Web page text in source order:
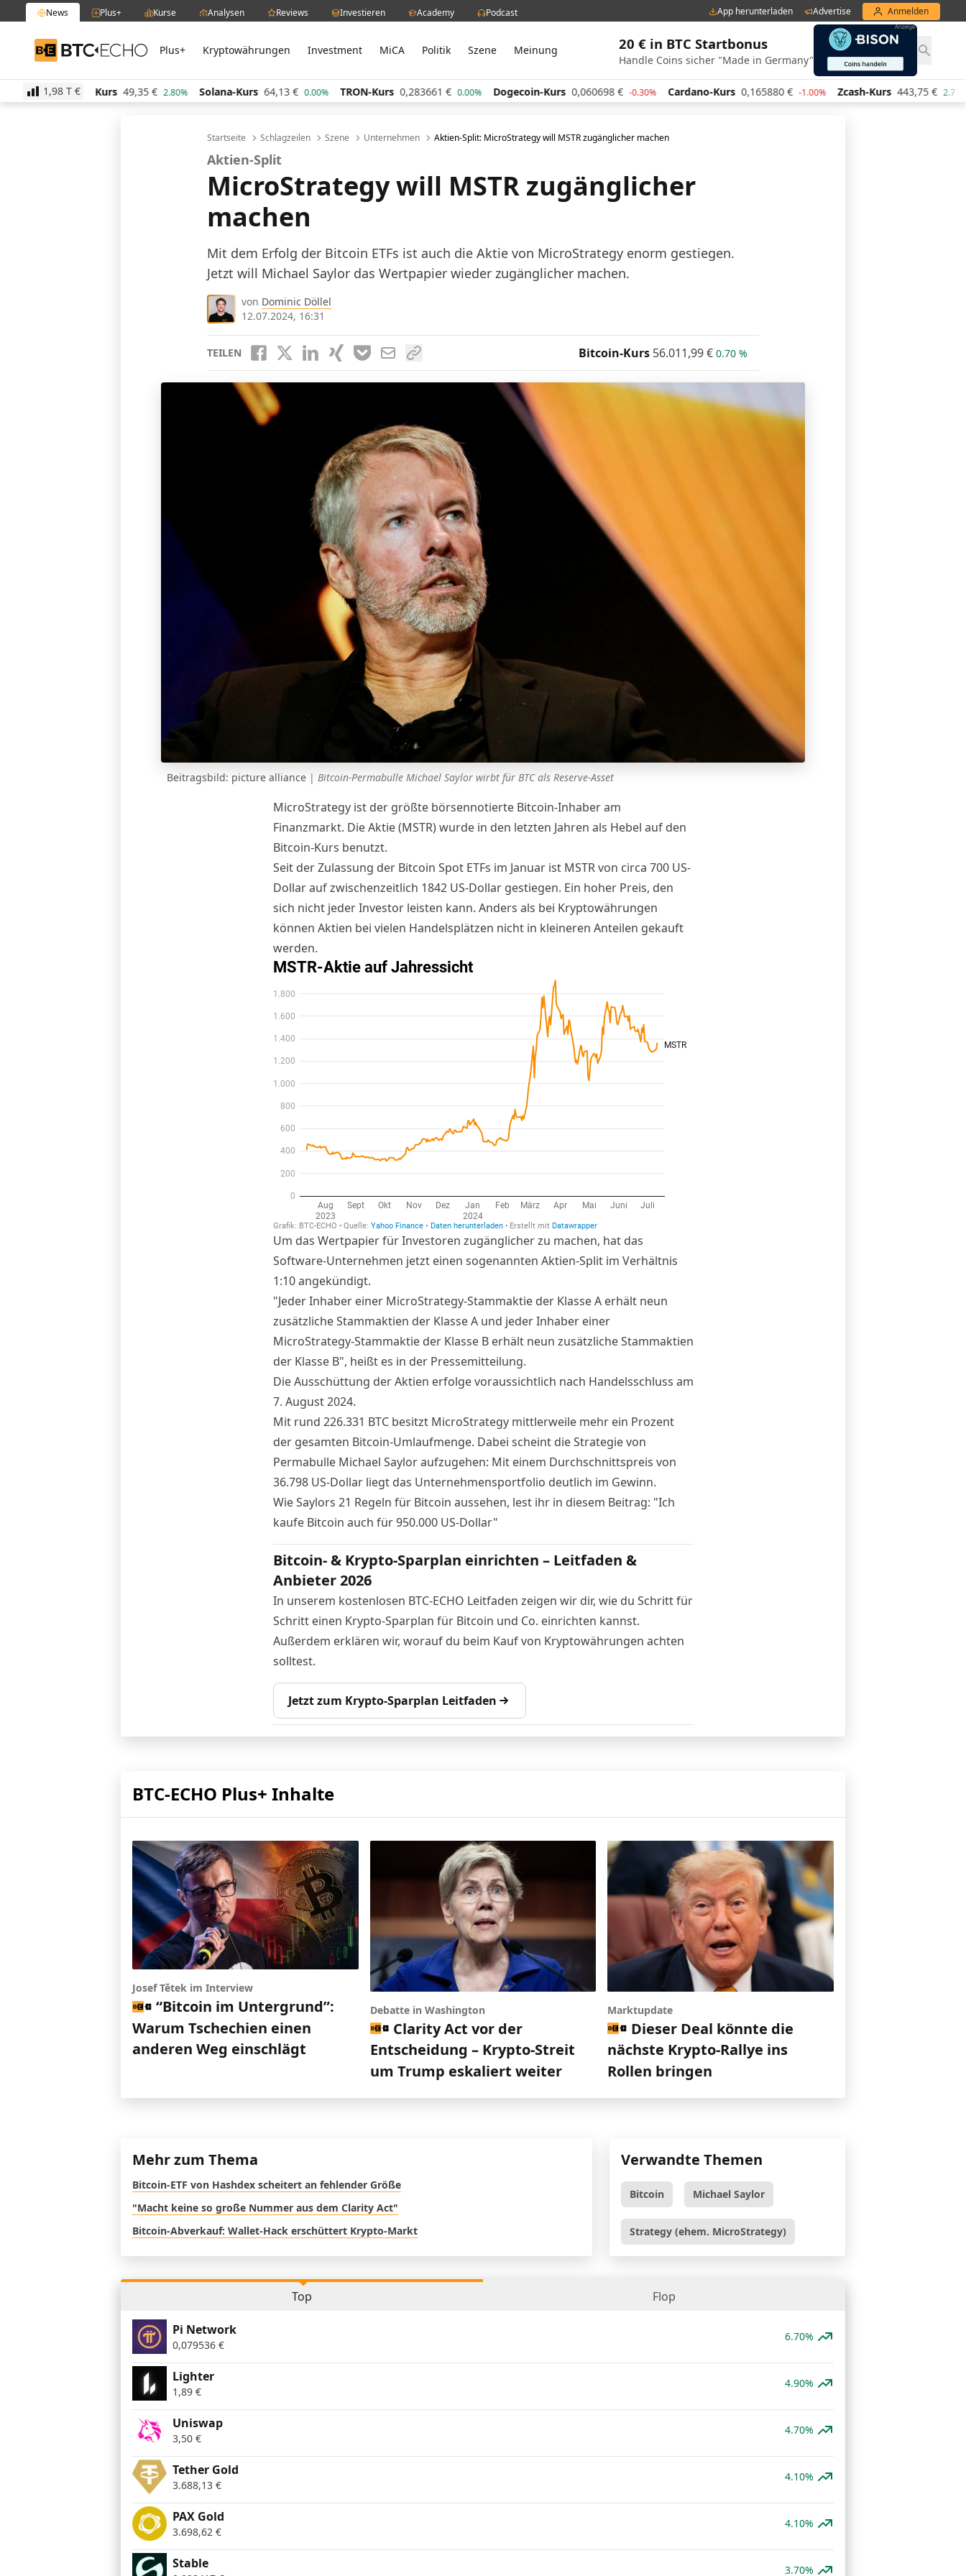
News Plus+ Kurse Analysen Reviews Investieren Academy Podcast App herunterladen Advertise Anmelden
BTC-ECHO Plus+ Kryptowährungen Investment MiCA Politik Szene Meinung 20 € in BTC Startbonus
Handle Coins sicher "Made in Germany"
1,98 T €
Kurs 49,35 € 2.80% Solana-Kurs 64,13 € 0.00% TRON-Kurs 0,283661 € 0.00% Dogecoin-Kurs 0,060698 € -0.30% Cardano-Kurs 0,165880 € -1.00% Zcash-Kurs 443,75 € 2.70% Chainlink-Kurs
Startseite Schlagzeilen Szene Unternehmen Aktien-Split: MicroStrategy will MSTR zugänglicher machen
Aktien-Split
MicroStrategy will MSTR zugänglicher
machen
Mit dem Erfolg der Bitcoin ETFs ist auch die Aktie von MicroStrategy enorm gestiegen.
Jetzt will Michael Saylor das Wertpapier wieder zugänglicher machen.
von Dominic Döllel
12.07.2024, 16:31
TEILEN Bitcoin-Kurs 56.011,99€ 0.70 %
Beitragsbild: picture alliance | Bitcoin-Permabulle Michael Saylor wirbt für BTC als Reserve-Asset
MicroStrategy ist der größte börsennotierte Bitcoin-Inhaber am
Finanzmarkt. Die Aktie (MSTR) wurde in den letzten Jahren als Hebel auf den
Bitcoin-Kurs benutzt.
Seit der Zulassung der Bitcoin Spot ETFs im Januar ist MSTR von circa 700 US-
Dollar auf zwischenzeitlich 1842 US-Dollar gestiegen. Ein hoher Preis, den
sich nicht jeder Investor leisten kann. Anders als bei Kryptowährungen
können Aktien bei vielen Handelsplätzen nicht in kleineren Anteilen gekauft
werden.
Um das Wertpapier für Investoren zugänglicher zu machen, hat das
Software-Unternehmen jetzt einen sogenannten Aktien-Split im Verhältnis
1:10 angekündigt.
"Jeder Inhaber einer MicroStrategy-Stammaktie der Klasse A erhält neun
zusätzliche Stammaktien der Klasse A und jeder Inhaber einer
MicroStrategy-Stammaktie der Klasse B erhält neun zusätzliche Stammaktien
der Klasse B", heißt es in der Pressemitteilung.
Die Ausschüttung der Aktien erfolge voraussichtlich nach Handelsschluss am
7. August 2024.
Mit rund 226.331 BTC besitzt MicroStrategy mittlerweile mehr ein Prozent
der gesamten Bitcoin-Umlaufmenge. Dabei scheint die Strategie von
Permabulle Michael Saylor aufzugehen: Mit einem Durchschnittspreis von
36.798 US-Dollar liegt das Unternehmensportfolio deutlich im Gewinn.
Wie Saylors 21 Regeln für Bitcoin aussehen, lest ihr in diesem Beitrag: "Ich
kaufe Bitcoin auch für 950.000 US-Dollar"
Bitcoin- & Krypto-Sparplan einrichten – Leitfaden &
Anbieter 2026
In unserem kostenlosen BTC-ECHO Leitfaden zeigen wir dir, wie du Schritt für
Schritt einen Krypto-Sparplan für Bitcoin und Co. einrichten kannst.
Außerdem erklären wir, worauf du beim Kauf von Kryptowährungen achten
solltest.
Jetzt zum Krypto-Sparplan Leitfaden
BTC-ECHO Plus+ Inhalte
Josef Tětek im Interview
“Bitcoin im Untergrund”:
Warum Tschechien einen
anderen Weg einschlägt
Debatte in Washington
Clarity Act vor der
Entscheidung – Krypto-Streit
um Trump eskaliert weiter
Marktupdate
Dieser Deal könnte die
nächste Krypto-Rallye ins
Rollen bringen
Mehr zum Thema
Bitcoin-ETF von Hashdex scheitert an fehlender Größe
"Macht keine so große Nummer aus dem Clarity Act"
Bitcoin-Abverkauf: Wallet-Hack erschüttert Krypto-Markt
Verwandte Themen
Bitcoin Michael Saylor
Strategy (ehem. MicroStrategy)
Top Flop
Pi Network
0,079536 €
6.70%
Lighter
1,89 €
4.90%
Uniswap
3,50 €
4.70%
Tether Gold
3.688,13 €
4.10%
PAX Gold
3.698,62 €
4.10%
​​Stable 3.70%